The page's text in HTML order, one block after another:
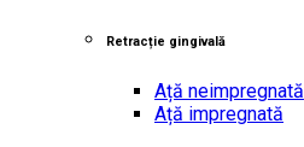
Retracție gingivală
Ață neimpregnată
Ață impregnată